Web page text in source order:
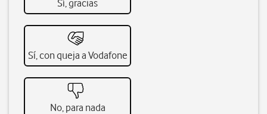
Sí, gracias
Sí, con queja a Vodafone
No, para nada